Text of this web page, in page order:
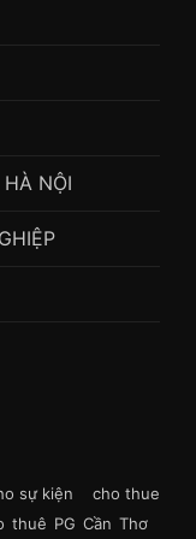
NỘI
sự kiện
cho thue
thuê PG Cần Thơ